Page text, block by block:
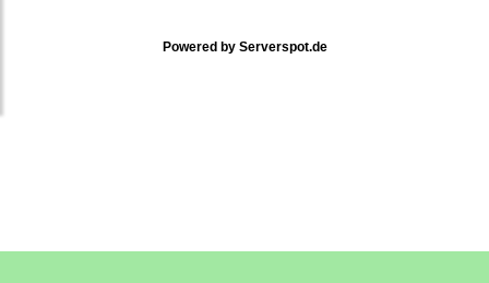
Powered by Serverspot.de